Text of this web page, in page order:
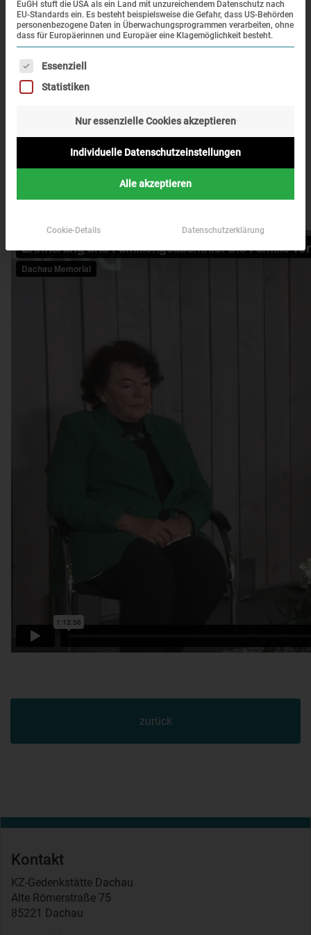
Faessler, Tochter und Enkelin des Dachau-Überlebenden
Max Mannheimer, mit Albert Knoll, Leiter der Stabsstelle der
KZ-Gedenkstätte Dachau.
76 Jahre nach der Befreiung des Konzentrationslagers
Dachau können nur noch wenige Zeug/-innen von damals
sind auch die zweite und die dritte Generation an der
Aufrechterhaltung der Erinnerung und an der aktiven
Familien der Überlebenden werden hier beleuchtet.
zurück
Kontakt
KZ-Gedenkstätte Dachau
Alte Römerstraße 75
85221 Dachau
EuGH stuft die USA als ein Land mit unzureichendem Datenschutz nach
EU-Standards ein. Es besteht beispielsweise die Gefahr, dass US-Behörden
personenbezogene Daten in Überwachungsprogrammen verarbeiten, ohne
dass für Europäerinnen und Europäer eine Klagemöglichkeit besteht.
Es folgt eine Liste der Service-Gruppen, für die eine
Essenziell
Statistiken
Nur essenzielle Cookies akzeptieren
Individuelle Datenschutzeinstellungen
Alle akzeptieren
Cookie-Details Datenschutzerklärung